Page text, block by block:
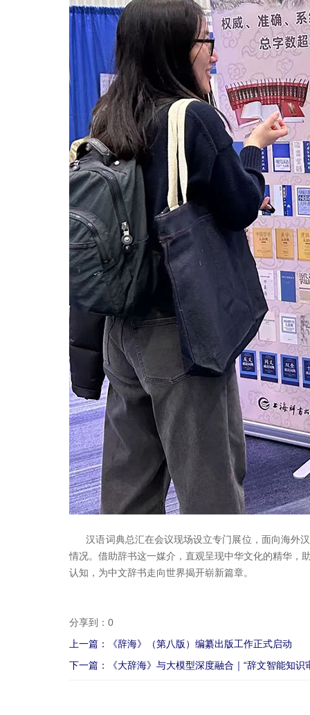
汉语词典总汇在会议现场设立专门展位，面向海外
情况。借助辞书这一媒介，直观呈现中华文化的精华，
认知，为中文辞书走向世界揭开崭新篇章。
分享到： 0
上一篇：《辞海》（第八版）编纂出版工作正式启动
下一篇：《大辞海》与大模型深度融合｜“辞文智能知识